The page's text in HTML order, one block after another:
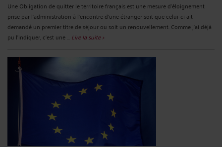
Une Obligation de quitter le territoire français est une mesure d’éloignement
prise par l’administration à l’encontre d’une étranger soit que celui-ci ait
demandé un premier titre de séjour ou soit un renouvellement. Comme j’ai déjà
pu l’indiquer, c’est une ... Lire la suite >